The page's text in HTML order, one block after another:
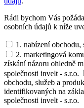
Rádi bychom Vás
osobních údajů k níže
1. nabízení obchodu,
2. marketingová
získání názoru ohledně
společnosti invelt - s.r.o.
obchodu, služeb a
identifikovaných na
společnosti invelt - s.r.o.